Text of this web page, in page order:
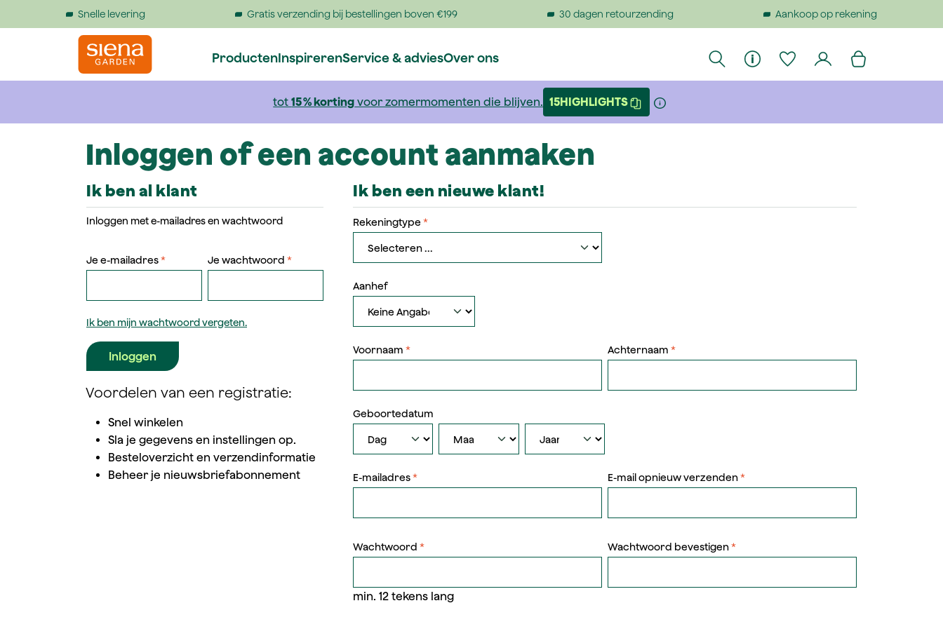
Naar de hoofdnavigatie gaan
Snelle levering Gratis verzending bij bestellingen boven €199 30 dagen retourzending Aankoop op rekening
ProductenInspirerenService & adviesOver ons
tot15 % korting voor zomermomenten die blijven. 15HIGHLIGHTS
Inloggen of een account aanmaken
Ik ben al klant
Inloggen met e-mailadres en wachtwoord
Je e-mailadres* Je wachtwoord *
Ik ben mijn wachtwoord vergeten.
Inloggen
Voordelen van een registratie:
Snel winkelen
Sla je gegevens en instellingen op.
Besteloverzicht en verzendinformatie
Beheer je nieuwsbriefabonnement
Ik ben een nieuwe klant!
Persoonlijke informatie
Rekeningtype *
Aanhef
Voornaam * Achternaam *
Geboortedatum
E-mailadres* E-mail opnieuw verzenden*
Wachtwoord *
min. 12 tekens lang
Wachtwoord bevestigen*